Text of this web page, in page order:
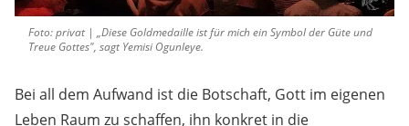
Foto: privat | „Diese Goldmedaille ist für mich ein Symbol der Güte und
Treue Gottes", sagt Yemisi Ogunleye.
Bei all dem Aufwand ist die Botschaft, Gott im eigenen
Leben Raum zu schaffen, ihn konkret in die